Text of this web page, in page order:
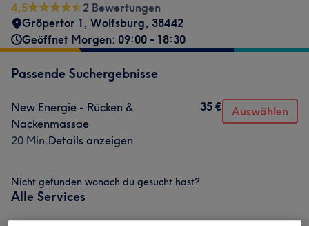
4,5
2 Bewertungen
Gröpertor 1, Wolfsburg, 38442
Geöffnet Morgen: 09:00 - 18:30
Passende Suchergebnisse
New Energie - Rücken &
Nackenmassae
20 Min.Details anzeigen
35 € Auswählen
Nicht gefunden wonach du gesucht hast?
Alle Services